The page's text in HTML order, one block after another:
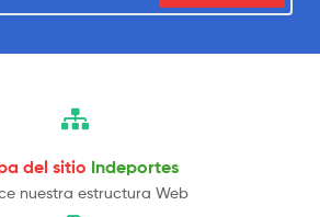
del sitio Indeportes
nuestra estructura Web